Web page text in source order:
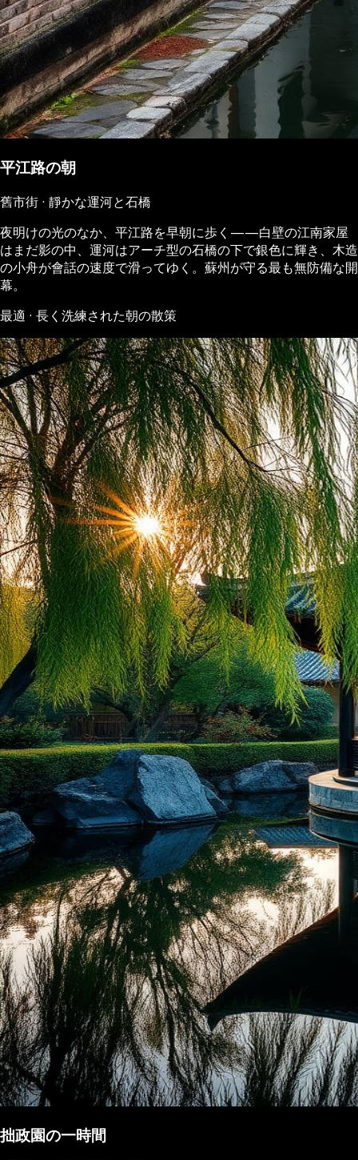
平江路の朝
舊市街 · 靜かな運河と石橋
夜明けの光のなか、平江路を早朝に歩く——白壁の江南家屋
はまだ影の中、運河はアーチ型の石橋の下で銀色に輝き、木造
の小舟が會話の速度で滑ってゆく。蘇州が守る最も無防備な開
幕。
最適 · 長く洗練された朝の散策
拙政園の一時間